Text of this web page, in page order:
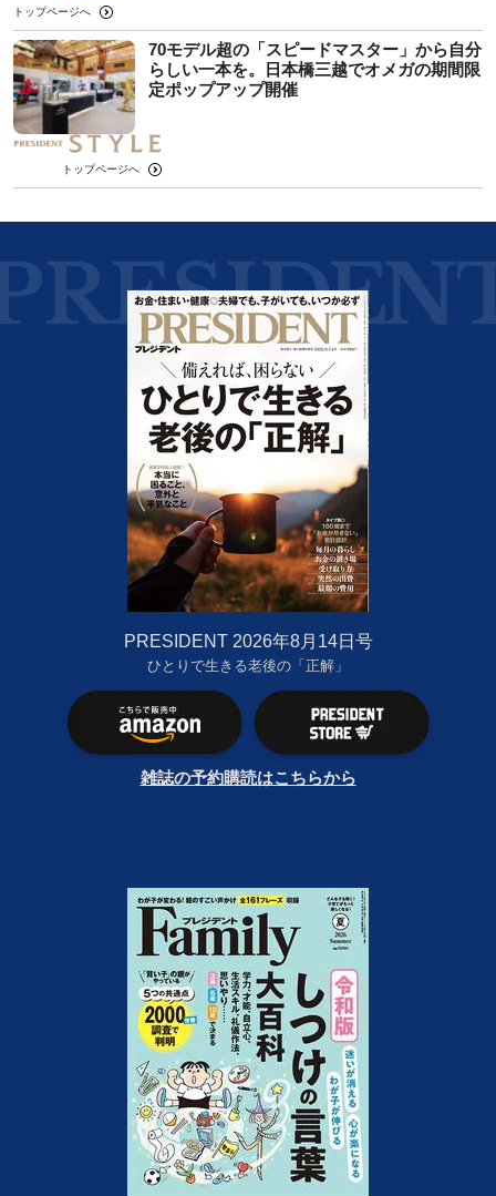
トップページへ
70モデル超の「スピードマスター」から自分
らしい一本を。日本橋三越でオメガの期間限
定ポップアップ開催
トップページへ
PRESIDENT 2026年8月14日号
ひとりで生きる老後の「正解」
雑誌の予約購読はこちらから